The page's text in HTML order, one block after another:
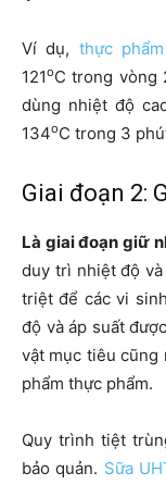
Ví dụ, thực
121oC trong vòng
dùng nhiệt độ
134oC trong 3
Giai đoạn 2:
Là giai đoạn giữ
duy trì nhiệt độ
triệt để các vi
độ và áp suất
vật mục tiêu
phẩm thực phẩm.
Quy trình tiệt
bảo quản. Sữa